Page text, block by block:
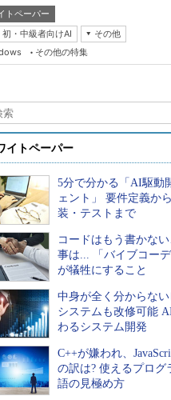
トペーパー
初・中級者向けAI
その他
その他の特集
イトペーパー
5分で分かる「AI駆動
ェント」 要件定義か
装・テストまで
コードはもう書かな
事は... 「バイブコーデ
が犠牲にすること
中身が全く分からな
システムも改修可能
わるシステム開発
C++が嫌われ、
の訳は? 使えるプログ
語の見極め方